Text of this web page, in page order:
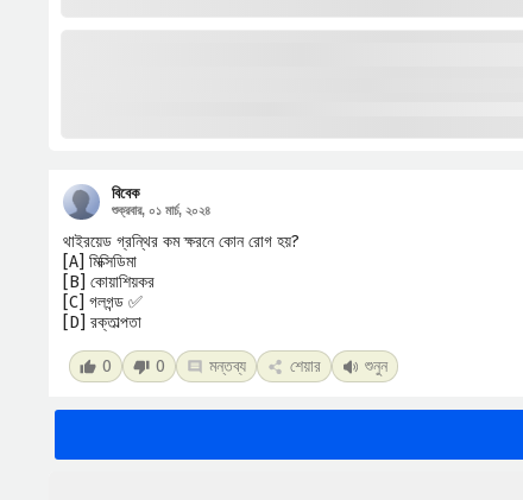
বিবেক
শুক্রবার, ০১ মার্চ, ২০২৪
থাইরয়েড গ্রন্থির কম ক্ষরনে কোন রোগ হয়?
[A] মিক্সিডিমা
[B] কোয়াশিয়কর
[C] গলগন্ড ✅
[D] রক্তাল্পতা
0 0 মন্তব্য শেয়ার শুনুন